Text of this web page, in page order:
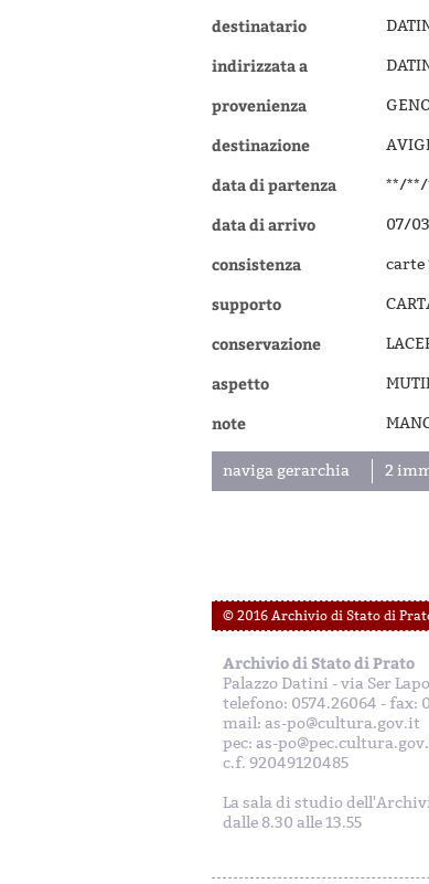
destinatario
indirizzata a
provenienza
destinazione
data di partenza **/**/
data di arrivo 07/
consistenza carte
supporto
conservazione
aspetto
note
naviga gerarchia 2
© 2016 Archivio di Stato di
Archivio di Stato di Prato
Palazzo Datini - via Ser
telefono: 0574.26064 - fax:
mail: as-po@cultura.gov.it
pec: as-
c.f. 92049120485
La sala di studio
dalle 8.30 alle 13.55